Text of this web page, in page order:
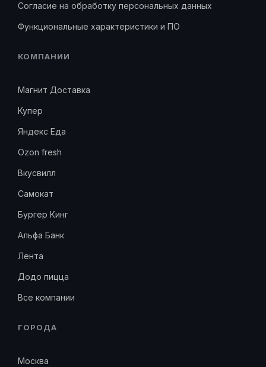
Согласие на обработку персональных данных
Функциональные характеристики и ПО
КОМПАНИИ
Магнит Доставка
Купер
Яндекс Еда
Ozon fresh
Вкусвилл
Самокат
Бургер Кинг
Альфа Банк
Лента
Додо пицца
Все компании
ГОРОДА
Москва